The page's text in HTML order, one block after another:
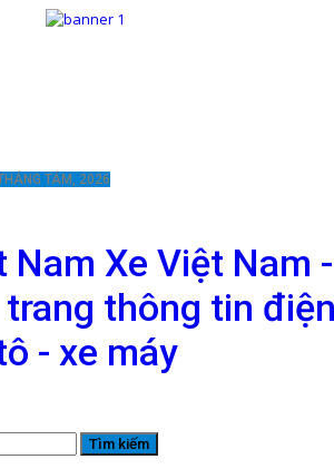
TÁM, 2026
Xe Việt Nam -
trang thông tin
- xe máy